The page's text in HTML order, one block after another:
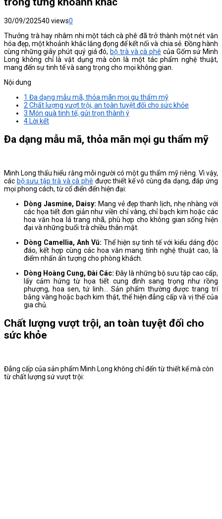
30/09/202540 views0
Thưởng trà hay nhâm nhi một tách cà phê đã trở thành một nét văn
hóa đẹp, một khoảnh khắc lắng đọng để kết nối và chia sẻ. Đồng hành
cùng những giây phút quý giá đó, bộ trà và cà phê của Gốm sứ Minh
Long không chỉ là vật dụng mà còn là một tác phẩm nghệ thuật,
mang đến sự tinh tế và sang trọng cho mọi không gian.
Nội dung
1 Đa dạng mẫu mã, thỏa mãn mọi gu thẩm mỹ
2 Chất lượng vượt trội, an toàn tuyệt đối cho sức khỏe
3 Món quà tinh tế, gửi trọn thành ý
4 Lời kết
Đa dạng mẫu mã, thỏa mãn mọi gu thẩm mỹ
Minh Long thấu hiểu rằng mỗi người có một gu thẩm mỹ riêng. Vì vậy,
các bộ sưu tập trà và cà phê được thiết kế vô cùng đa dạng, đáp ứng
mọi phong cách, từ cổ điển đến hiện đại:
Dòng Jasmine, Daisy: Mang vẻ đẹp thanh lịch, nhẹ nhàng với
các họa tiết đơn giản như viền chỉ vàng, chỉ bạch kim hoặc các
hoa văn hoa lá trang nhã, phù hợp cho không gian sống hiện
đại và những buổi trà chiều thân mật.
Dòng Camellia, Anh Vũ: Thể hiện sự tinh tế với kiểu dáng độc
đáo, kết hợp cùng các hoa văn mang tính nghệ thuật cao, là
điểm nhấn ấn tượng cho phòng khách.
Dòng Hoàng Cung, Đài Các: Đây là những bộ sưu tập cao cấp,
lấy cảm hứng từ họa tiết cung đình sang trọng như rồng
phượng, hoa sen, tứ linh… Sản phẩm thường được trang trí
bằng vàng hoặc bạch kim thật, thể hiện đẳng cấp và vị thế của
gia chủ.
Chất lượng vượt trội, an toàn tuyệt đối cho
sức khỏe
Đẳng cấp của sản phẩm Minh Long không chỉ đến từ thiết kế mà còn
từ chất lượng sứ vượt trội: